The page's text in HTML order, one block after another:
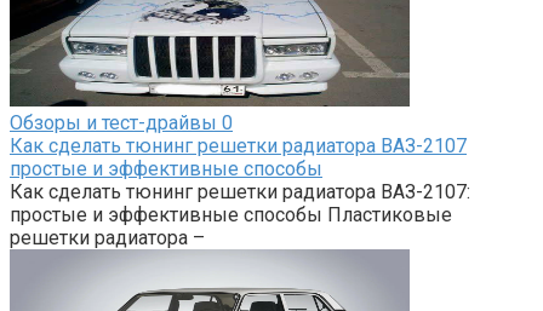
Обзоры и тест-драйвы 0
Как сделать тюнинг решетки радиатора ВАЗ-2107
простые и эффективные способы
Как сделать тюнинг решетки радиатора ВАЗ-2107:
простые и эффективные способы Пластиковые
решетки радиатора –